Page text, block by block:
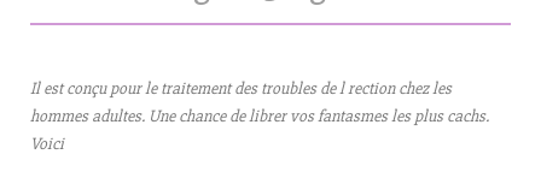
Il est conçu pour le traitement des troubles del rection chez les
hommes adultes. Une chancede librer vos fantasmes les plus cachs.
Voici